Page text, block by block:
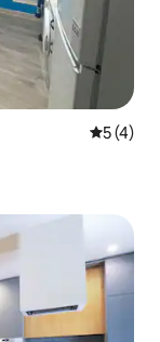
レビュー
5 (4)